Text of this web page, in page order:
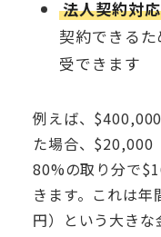
法人契約対応
契約できる
受できます
例えば、
た場合、$20,000
80%の取り分で
きます。これは
円）という大きな